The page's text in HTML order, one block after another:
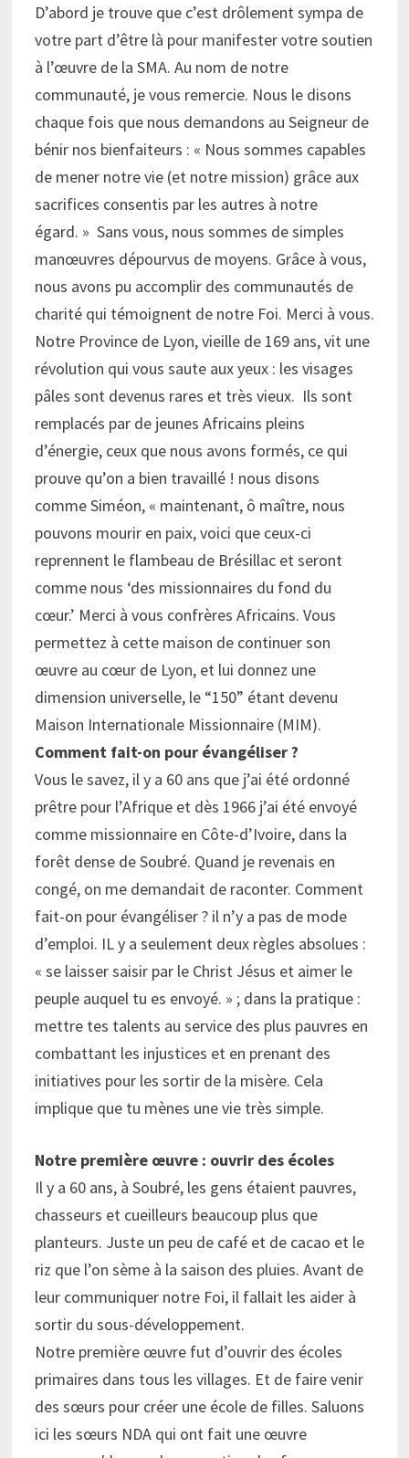
D’abord je trouve que c’est drôlement sympa de
votre part d’être là pour manifester votre soutien
à l’œuvre de la SMA. Au nom de notre
communauté, je vous remercie. Nous le disons
chaque fois que nous demandons au Seigneur de
bénir nos bienfaiteurs : « Nous sommes capables
de mener notre vie (et notre mission) grâce aux
sacrifices consentis par les autres à notre
égard. » Sans vous, nous sommes de simples
manœuvres dépourvus de moyens. Grâce à vous,
nous avons pu accomplir des communautés de
charité qui témoignent de notre Foi. Merci à vous.
Notre Province de Lyon, vieille de 169 ans, vit une
révolution qui vous saute aux yeux : les visages
pâles sont devenus rares et très vieux. Ils sont
remplacés par de jeunes Africains pleins
d’énergie, ceux que nous avons formés, ce qui
prouve qu’on a bien travaillé ! nous disons
comme Siméon, « maintenant, ô maître, nous
pouvons mourir en paix, voici que ceux-ci
reprennent le flambeau de Brésillac et seront
comme nous ‘des missionnaires du fond du
cœur.’ Merci à vous confrères Africains. Vous
permettez à cette maison de continuer son
œuvre au cœur de Lyon, et lui donnez une
dimension universelle, le “150” étant devenu
Maison Internationale Missionnaire (MIM).
Comment fait-on pour évangéliser ?
Vous le savez, il y a 60 ans que j’ai été ordonné
prêtre pour l’Afrique et dès 1966 j’ai été envoyé
comme missionnaire en Côte-d’Ivoire, dans la
forêt dense de Soubré. Quand je revenais en
congé, on me demandait de raconter. Comment
fait-on pour évangéliser ? il n’y a pas de mode
d’emploi. IL y a seulement deux règles absolues :
« se laisser saisir par le Christ Jésus et aimer le
peuple auquel tu es envoyé. » ; dans la pratique :
mettre tes talents au service des plus pauvres en
combattant les injustices et en prenant des
initiatives pour les sortir de la misère. Cela
implique que tu mènes une vie très simple.
Notre première œuvre : ouvrir des écoles
Il y a 60 ans, à Soubré, les gens étaient pauvres,
chasseurs et cueilleurs beaucoup plus que
planteurs. Juste un peu de café et de cacao et le
riz que l’on sème à la saison des pluies. Avant de
leur communiquer notre Foi, il fallait les aider à
sortir du sous-développement.
Notre première œuvre fut d’ouvrir des écoles
primaires dans tous les villages. Et de faire venir
des sœurs pour créer une école de filles. Saluons
ici les sœurs NDA qui ont fait une œuvre